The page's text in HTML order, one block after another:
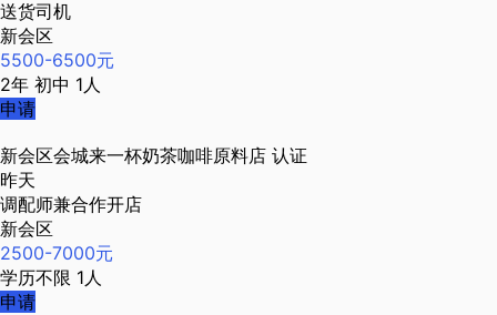
送货司机
新会区
5500-6500元
2年 初中 1人
申请
新会区会城来一杯奶茶咖啡原料店 认证
昨天
调配师兼合作开店
新会区
2500-7000元
学历不限 1人
申请